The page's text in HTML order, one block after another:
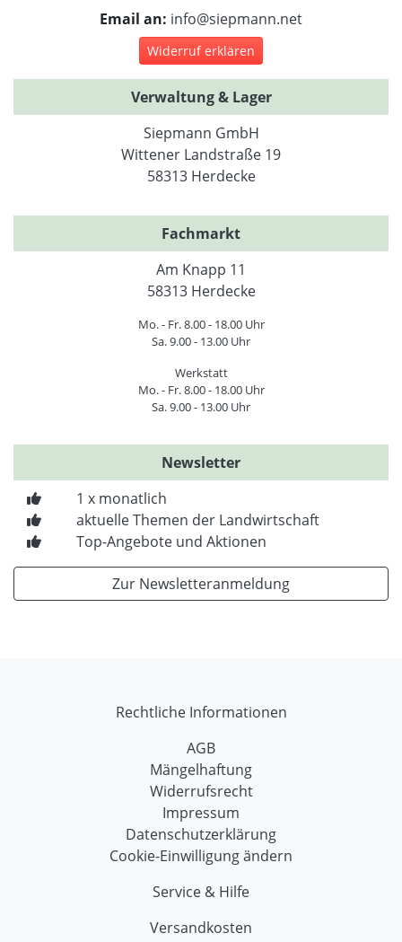
Email an: info@siepmann.net
Widerruf erklären
Verwaltung & Lager
Siepmann GmbH
Wittener Landstraße 19
58313 Herdecke
Fachmarkt
Am Knapp 11
58313 Herdecke
Mo. - Fr. 8.00 - 18.00 Uhr
Sa. 9.00 - 13.00 Uhr
Werkstatt
Mo. - Fr. 8.00 - 18.00 Uhr
Sa. 9.00 - 13.00 Uhr
Newsletter
1 x monatlich
aktuelle Themen der Landwirtschaft
Top-Angebote und Aktionen
Zur Newsletteranmeldung
Rechtliche Informationen
AGB
Mängelhaftung
Widerrufsrecht
Impressum
Datenschutzerklärung
Cookie-Einwilligung ändern
Service & Hilfe
Versandkosten